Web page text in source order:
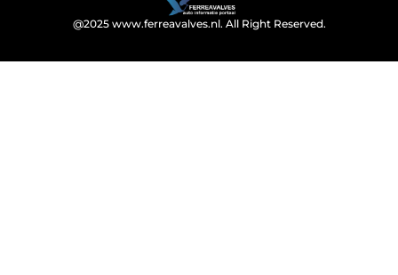
@2025 www.ferreavalves.nl. All Right Reserved.